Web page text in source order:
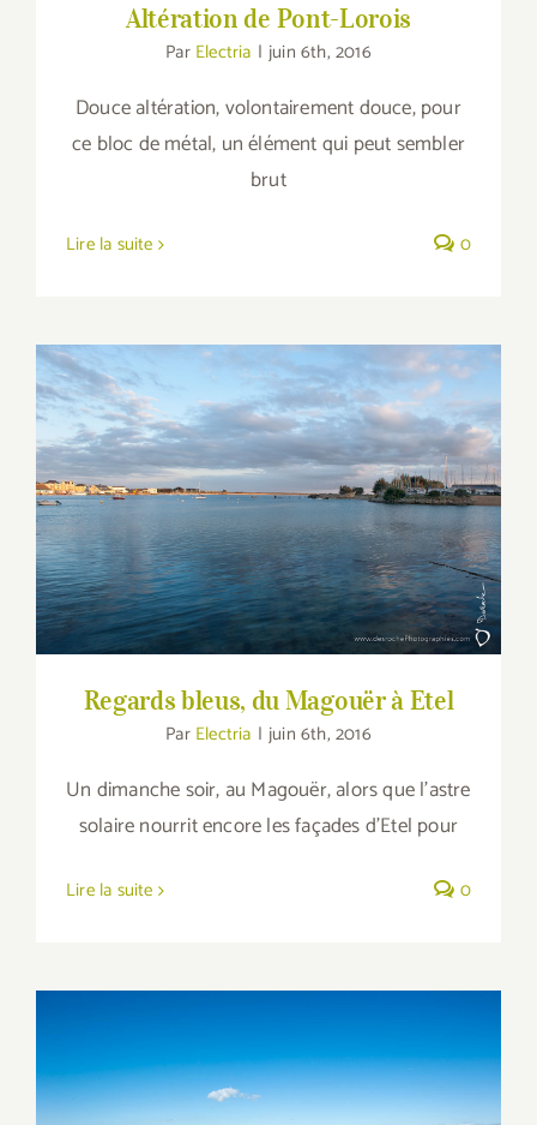
Altération de Pont-Lorois
Par Electria | juin 6th, 2016
Douce altération, volontairement douce, pour
ce bloc de métal, un élément qui peut sembler
brut
Lire la suite 0
Regards bleus, du Magouër à Etel
Regards bleus, du Magouër à Etel
Par Electria | juin 6th, 2016
Un dimanche soir, au Magouër, alors que l'astre
solaire nourrit encore les façades d'Etel pour
Lire la suite 0